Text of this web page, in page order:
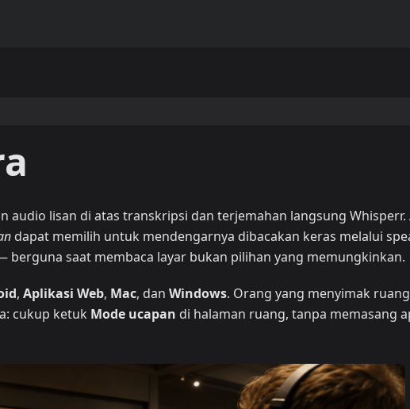
audio lisan di atas transkripsi dan terjemahan langsung Whisperr.
dapat memilih untuk mendengarnya dibacakan keras melalui
saat membaca layar bukan pilihan yang memungkinkan.
, Aplikasi Web, Mac, dan Windows. Orang yang menyimak ruang
cukup ketuk Mode ucapan di halaman ruang, tanpa memasang